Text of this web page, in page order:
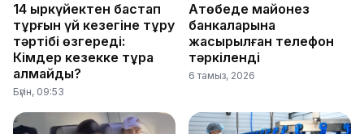
14 қыркүйектен бастап
тұрғын үй кезегіне тұру
тәртібі өзгереді:
Кімдер кезекке тұра
алмайды?
Бүгін, 09:53
Ақтөбеде майонез
банкаларына
жасырылған телефон
тәркіленді
6 тамыз, 2026